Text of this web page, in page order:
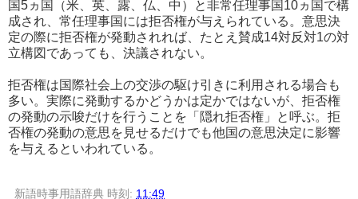
国5ヵ国（米、英、露、仏、中）と非常任理事国10ヵ国で構
成され、常任理事国には拒否権が与えられている。意思決
定の際に拒否権が発動されれば、たとえ賛成14対反対1の対
立構図であっても、決議されない。
拒否権は国際社会上の交渉の駆け引きに利用される場合も
多い。実際に発動するかどうかは定かではないが、拒否権
の発動の示唆だけを行うことを「隠れ拒否権」と呼ぶ。拒
否権の発動の意思を見せるだけでも他国の意思決定に影響
を与えるといわれている。
新語時事用語辞典 時刻: 11:49